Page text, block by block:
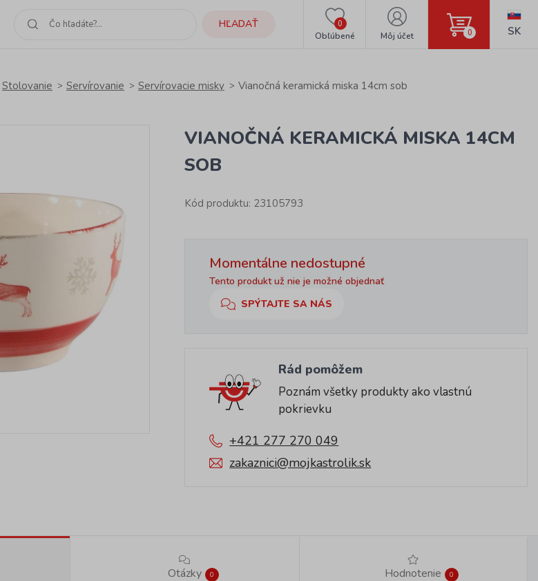
HĽADAŤ
Obľúbené
0
Môj účet 0 SK
Stolovanie Servírovanie Servírovacie misky Vianočná keramická miska 14cm sob
VIANOČNÁ KERAMICKÁ MISKA 14CM
SOB
Kód produktu: 23105793
Momentálne nedostupné
Tento produkt už nie je možné objednať
SPÝTAJTE SA NÁS
Rád pomôžem
Poznám všetky produkty ako vlastnú
pokrievku
+421 277 270 049
zakaznici@mojkastrolik.sk
Otázky 0 Hodnotenie 0